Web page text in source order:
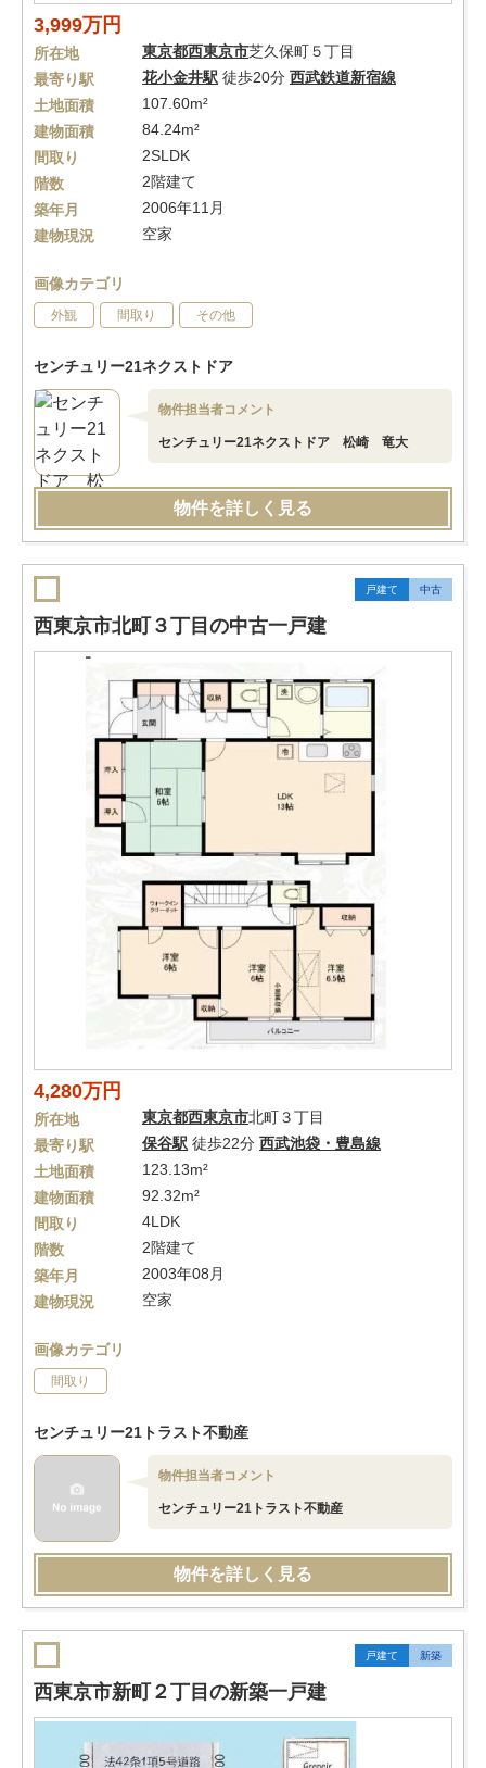
3,999万円
所在地 東京都西東京市芝久保町５丁目
最寄り駅
花小金井駅 徒歩20分 西武鉄道新宿線
土地面積
107.60m²
建物面積
84.24m²
間取り
2SLDK
階数
2階建て
築年月
2006年11月
建物現況
空家
画像カテゴリ
外観 間取り その他
センチュリー21ネクストドア
物件担当者コメント
センチュリー21ネクストドア 松崎 竜大
物件を詳しく見る
戸建て 中古
西東京市北町３丁目の中古一戸建
4,280万円
所在地 東京都西東京市北町３丁目
最寄り駅
保谷駅 徒歩22分 西武池袋・豊島線
土地面積
123.13m²
建物面積
92.32m²
間取り
4LDK
階数
2階建て
築年月
2003年08月
建物現況
空家
画像カテゴリ
間取り
センチュリー21トラスト不動産
物件担当者コメント
センチュリー21トラスト不動産
物件を詳しく見る
戸建て 新築
西東京市新町２丁目の新築一戸建